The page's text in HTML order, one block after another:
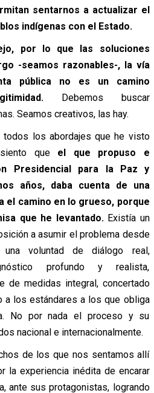
sentarnos a actualizar el
indígenas con el Estado.
por lo que las soluciones
-seamos razonables-, la vía
pública no es un camino
Debemos buscar
Seamos creativos, las hay.
todos los abordajes que he visto
que el que propuso e
Presidencial para la Paz y
años, daba cuenta de una
el camino en lo grueso, porque
que he levantado. Existía un
a asumir el problema desde
voluntad de diálogo real,
profundo y realista,
de medidas integral, concertado
a los estándares a los que obliga
No por nada el proceso y su
nacional e internacionalmente.
de los que nos sentamos allí
la experiencia inédita de encarar
ante sus protagonistas, logrando